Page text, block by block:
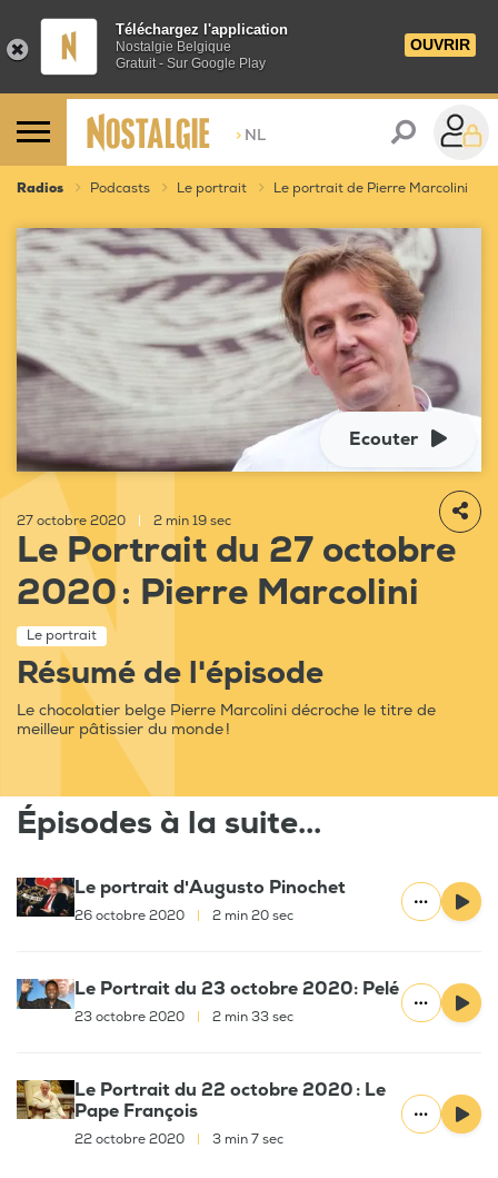
Téléchargez l'application
Nostalgie Belgique
Gratuit - Sur Google Play
OUVRIR
> NL
Radios Podcasts Le portrait Le portrait de Pierre Marcolini
Ecouter
27 octobre 2020 2 min 19 sec
Le Portrait du 27 octobre
2020 : Pierre Marcolini
Le portrait
Résumé de l'épisode
Le chocolatier belge Pierre Marcolini décroche le titre de
meilleur pâtissier du monde !
Épisodes à la suite...
Le portrait d'Augusto Pinochet
26 octobre 2020 2 min 20 sec
Le Portrait du 23 octobre 2020: Pelé
23 octobre 2020 2 min 33 sec
Le Portrait du 22 octobre 2020 : Le
Pape François
22 octobre 2020 3 min 7 sec